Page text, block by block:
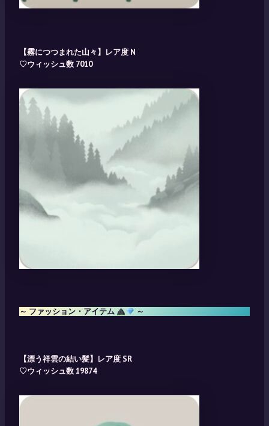
【霧につつまれた山々】レア度 N
♡ウィッシュ数 7010
～ ファッション・アイテム ～
【漂う祥雲の結い髪】レア度 SR
♡ウィッシュ数 19874